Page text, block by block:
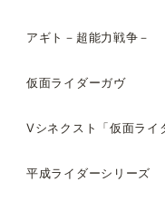
アギト－超能力戦争－
仮面ライダーガヴ
Vシネクスト「仮面ライ
平成ライダーシリーズ